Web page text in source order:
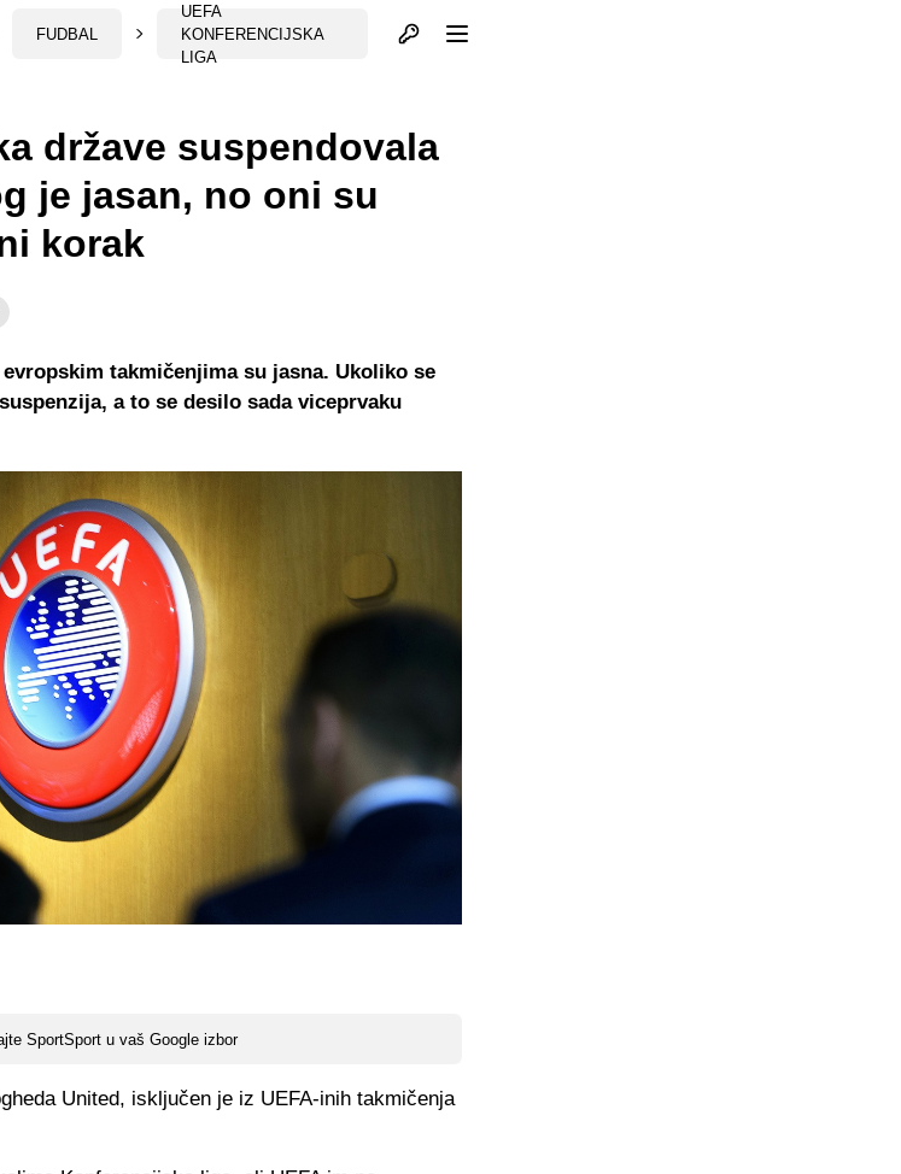
FUDBAL
UEFA
KONFERENCIJSKA
LIGA
Otvori profil
države suspendovala
je jasan, no oni su
korak
SportSport u vaš Google izbor
takmičenjima su jasna. Ukoliko se
a to se desilo sada viceprvaku
United, isključen je iz UEFA-inih takmičenja